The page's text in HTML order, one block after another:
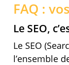
FAQ :
Le SEO,
Le SEO
l’ensemble